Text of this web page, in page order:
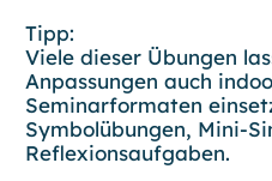
Tipp:
Viele dieser Übungen
Anpassungen auch
Seminarformaten
Symbolübungen, Mini-
Reflexionsaufgaben.